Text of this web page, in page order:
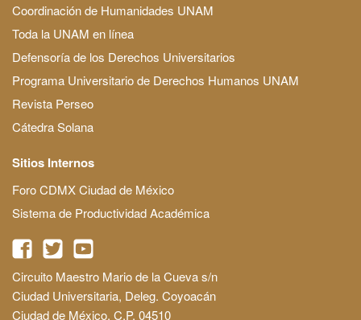
Coordinación de Humanidades UNAM
Toda la UNAM en línea
Defensoría de los Derechos Universitarios
Programa Universitario de Derechos Humanos UNAM
Revista Perseo
Cátedra Solana
Sitios Internos
Foro CDMX Ciudad de México
Sistema de Productividad Académica
Circuito Maestro Mario de la Cueva s/n
Ciudad Universitaria, Deleg. Coyoacán
Ciudad de México, C.P. 04510